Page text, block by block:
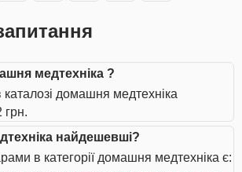
медтехніка ?
каталозі домашня медтехніка
грн.
найдешевші?
в категорії домашня медтехніка є: